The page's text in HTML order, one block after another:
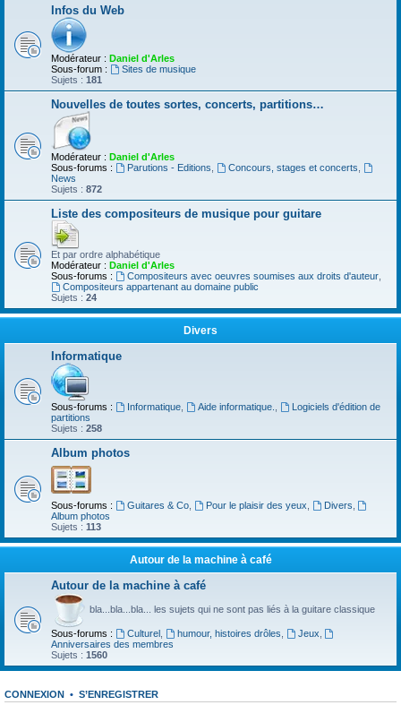
Infos du Web
Modérateur : Daniel d'Arles
Sous-forum :
Sites de musique
Sujets : 181
Nouvelles de toutes sortes, concerts, partitions…
Modérateur : Daniel d'Arles
Sous-forums :
Parutions - Editions Concours, stages et concerts
News
Sujets : 872
Liste des compositeurs de musique pour guitare
Et par ordre alphabétique
Modérateur : Daniel d'Arles
Sous-forums :
Compositeurs avec oeuvres soumises aux droits d'auteur,
Compositeurs appartenant au domaine public
Sujets : 24
Divers
Informatique
Sous-forums : Informatique, Aide informatique.
Logiciels d'édition de
partitions
Sujets : 258
Album photos
Sous-forums : Guitares & Co, Pour le plaisir des yeux Divers
Album photos
Sujets : 113
Autour de la machine à café
Autour de la machine à café
bla...bla...bla... les sujets qui ne sont pas liés à la guitare classique
Sous-forums : Culturel, humour, histoires drôles Jeux
Anniversaires des membres
Sujets : 1560
CONNEXION • S’ENREGISTRER